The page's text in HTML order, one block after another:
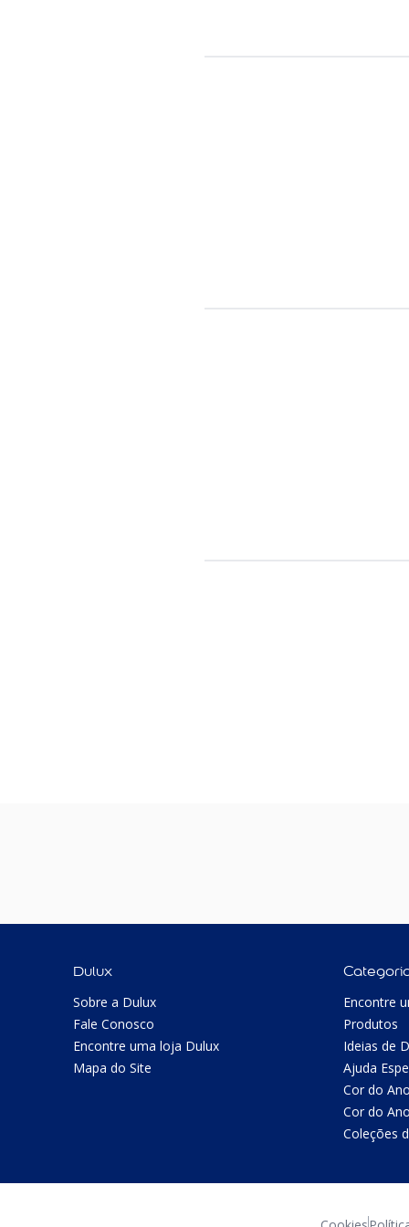
Dulux
Sobre a Dulux
Fale Conosco
Encontre uma loja Dulux
Mapa do Site
Encontre
Produtos
Ideias de
Ajuda
Cor do
Cor do
Coleções